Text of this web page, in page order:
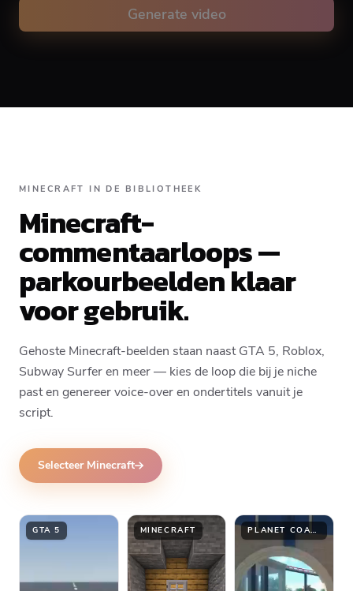
#FFFFFF
Generate video
MINECRAFT IN DE BIBLIOTHEEK
Minecraft-
commentaarloops —
parkourbeelden klaar
voor gebruik.
Gehoste Minecraft-beelden staan naast GTA 5, Roblox,
Subway Surfer en meer — kies de loop die bij je niche
past en genereer voice-over en ondertitels vanuit je
script.
Selecteer Minecraft
GTA 5 MINECRAFT PLANET COASTER